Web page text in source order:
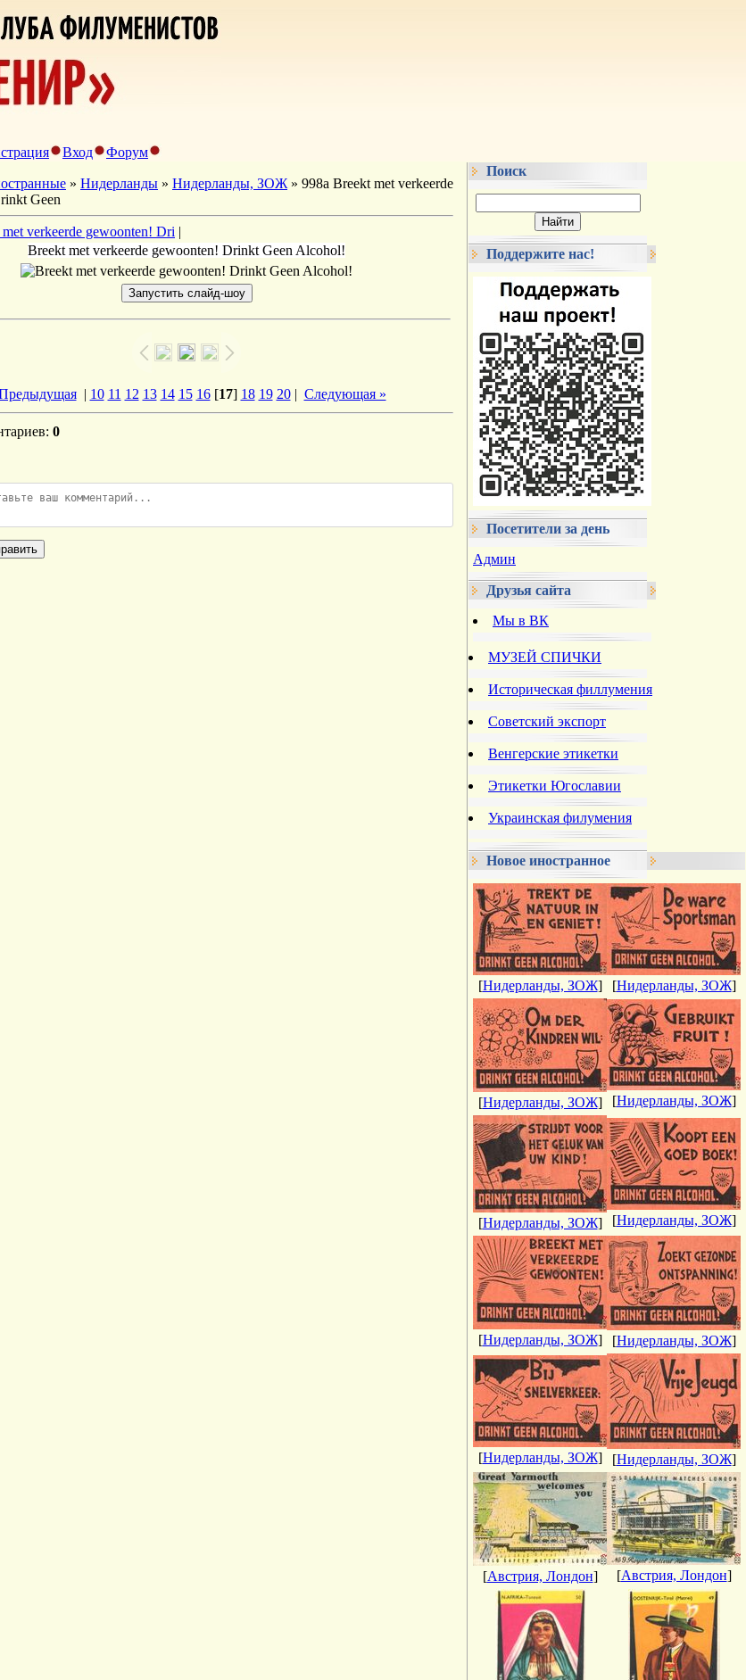
Вход
Форум
» Нидерланды » Нидерланды, ЗОЖ » 998a Breekt met verkeerde
Geen
verkeerde gewoonten! Dri |
Breekt met verkeerde gewoonten! Drinkt Geen Alcohol!
| 10 11 12 13 14 15 16[17] 18 19 20| Следующая »
: 0
Поиск
Поддержите нас!
Посетители за день
Админ
Друзья сайта
Мы в ВК
МУЗЕЙ СПИЧКИ
Историческая филлумения
Советский экспорт
Венгерские этикетки
Этикетки Югославии
Украинская филумения
Новое иностранное
[Нидерланды, ЗОЖ] [Нидерланды, ЗОЖ]
[Нидерланды, ЗОЖ] [Нидерланды, ЗОЖ]
[Нидерланды, ЗОЖ] [Нидерланды, ЗОЖ]
[Нидерланды, ЗОЖ] [Нидерланды, ЗОЖ]
[Нидерланды, ЗОЖ] [Нидерланды, ЗОЖ]
[Австрия, Лондон] [Австрия, Лондон]